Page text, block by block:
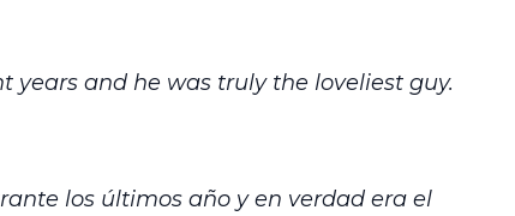
years and he was truly the loveliest guy.
los últimos año y en verdad era el